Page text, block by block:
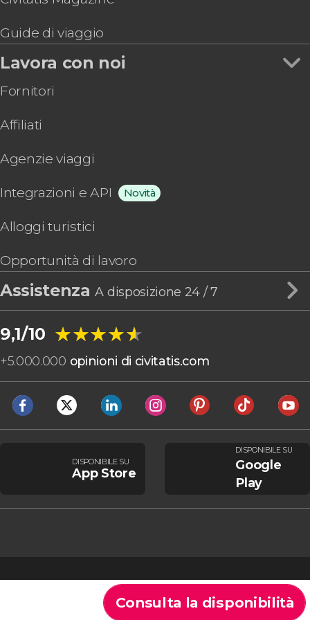
Consulta la disponibilità
Guide di viaggio
Lavora con noi
Fornitori
Affiliati
Agenzie viaggi
Integrazioni e API Novità
Alloggi turistici
Opportunità di lavoro
AssistenzaA disposizione 24 / 7
9,1/10 ★★★★★
★★★★★
+5.000.000 opinioni di civitatis.com
DISPONIBILE SU
App Store
DISPONIBILE SU
Google
Play
Condizioni generali Avviso legale Informativa sulla privacy Cookie